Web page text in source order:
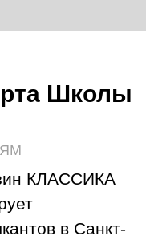
Школы
КЛАССИКА
в Санкт-